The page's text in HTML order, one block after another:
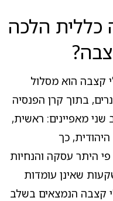
כללית הלכה
קצבה הוא מסלול
בתוך קרן הפנסיה
מאפיינים: ראשית,
כך
היתר עסקה והנחיות
שאינן עומדות
קצבה הנמצאים בשלב